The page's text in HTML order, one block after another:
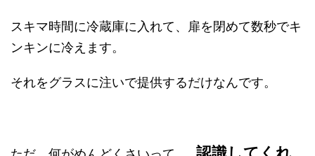
スキマ時間に冷蔵庫に入れて、扉を閉めて数秒でキ
ンキンに冷えます。
それをグラスに注いで提供するだけなんです。